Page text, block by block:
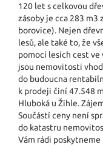
120 let s celkovou
zásoby je cca 283 m3
borovice). Nejen
lesů, ale také to, že
pomocí lesích cest
jsou nemovitosti
do budoucna
k prodeji činí 47.548 m
Hluboká u Žihle.
Součástí ceny není
do katastru
Vám rádi